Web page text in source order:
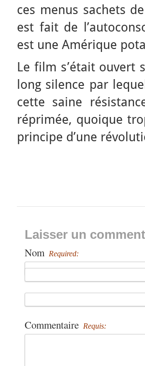
ces menus sachets
est fait de
est une Amérique
Le film s’était ouvert
long silence par
cette saine
réprimée, quoique
principe d’une
Laisser un
Nom Required:
Commentaire Requis: